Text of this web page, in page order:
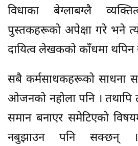
विधाका बेग्लाबग्लै
पुस्तकहरूको अपेक्षा गरे भने त्यो
दायित्व लेखकको काँधमा
सबै कर्मसाधकहरूको साधना
ओजनको नहोला पनि । तथापि
समान बनाएर समेटिएको
नबुझाउन पनि सक्छन् ।